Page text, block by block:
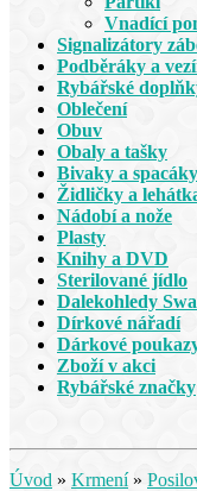
Vnadící
Signalizátory
Podběráky a
Rybářské
Oblečení
Obuv
Obaly a tašky
Bivaky a spacáky
Židličky a
Nádobí a nože
Plasty
Knihy a DVD
Sterilované jídlo
Dalekohledy
Dírkové nářadí
Dárkové
Zboží v akci
Rybářské značky
Úvod » Krmení »